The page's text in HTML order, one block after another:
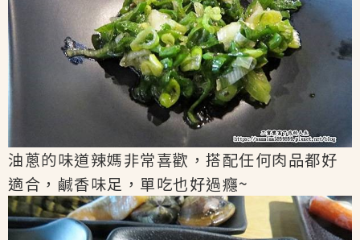
油蔥的味道辣媽非常喜歡，搭配任何肉品都好
適合，鹹香味足，單吃也好過癮~